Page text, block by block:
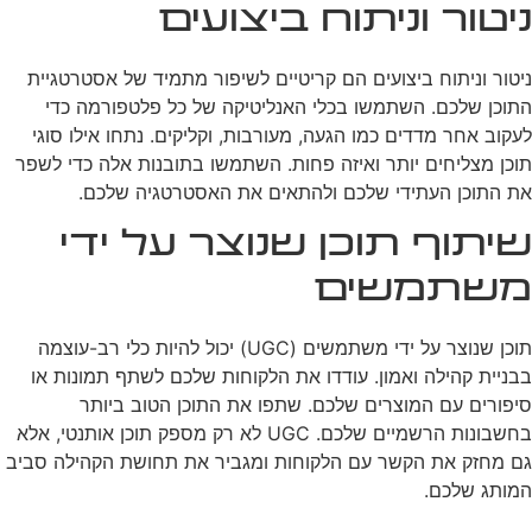
ניטור וניתוח ביצועים
ניטור וניתוח ביצועים הם קריטיים לשיפור מתמיד של אסטרטגיית
התוכן שלכם. השתמשו בכלי האנליטיקה של כל פלטפורמה כדי
לעקוב אחר מדדים כמו הגעה, מעורבות, וקליקים. נתחו אילו סוגי
תוכן מצליחים יותר ואיזה פחות. השתמשו בתובנות אלה כדי לשפר
את התוכן העתידי שלכם ולהתאים את האסטרטגיה שלכם.
שיתוף תוכן שנוצר על ידי
משתמשים
תוכן שנוצר על ידי משתמשים (UGC) יכול להיות כלי רב-עוצמה
בבניית קהילה ואמון. עודדו את הלקוחות שלכם לשתף תמונות או
סיפורים עם המוצרים שלכם. שתפו את התוכן הטוב ביותר
בחשבונות הרשמיים שלכם. UGC לא רק מספק תוכן אותנטי, אלא
גם מחזק את הקשר עם הלקוחות ומגביר את תחושת הקהילה סביב
המותג שלכם.